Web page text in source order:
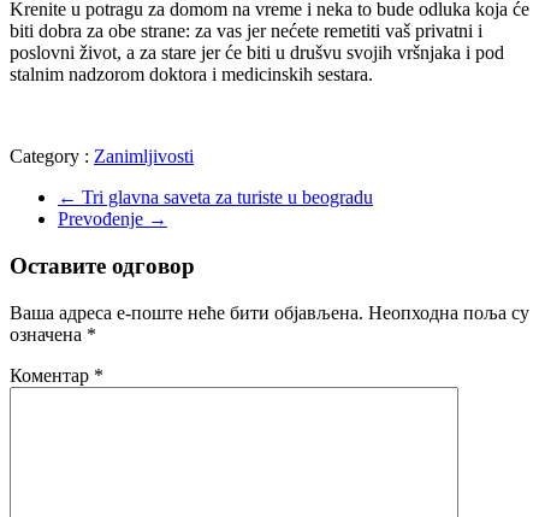
Krenite u potragu za domom na vreme i neka to bude odluka koja će
biti dobra za obe strane: za vas jer nećete remetiti vaš privatni i
poslovni život, a za stare jer će biti u drušvu svojih vršnjaka i pod
stalnim nadzorom doktora i medicinskih sestara.
Category : Zanimljivosti
← Tri glavna saveta za turiste u beogradu
Prevođenje →
Оставите одговор
Ваша адреса е-поште неће бити објављена. Неопходна поља су
означена *
Коментар *